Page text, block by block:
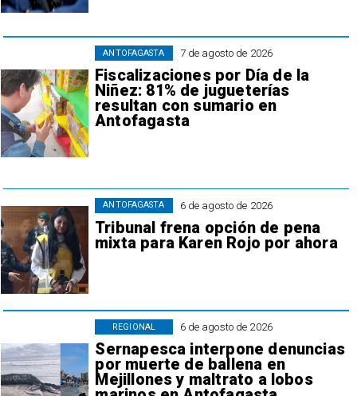
7 de agosto de 2026
Fiscalizaciones por Día de la
Niñez: 81% de jugueterías
resultan con sumario en
Antofagasta
ANTOFAGASTA
6 de agosto de 2026
Tribunal frena opción de pena
mixta para Karen Rojo por ahora
ANTOFAGASTA
6 de agosto de 2026
Sernapesca interpone denuncias
por muerte de ballena en
Mejillones y maltrato a lobos
REGIONAL